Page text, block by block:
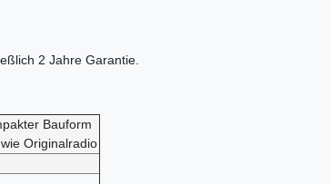
2 Jahre Garantie.
Bauform
Originalradio